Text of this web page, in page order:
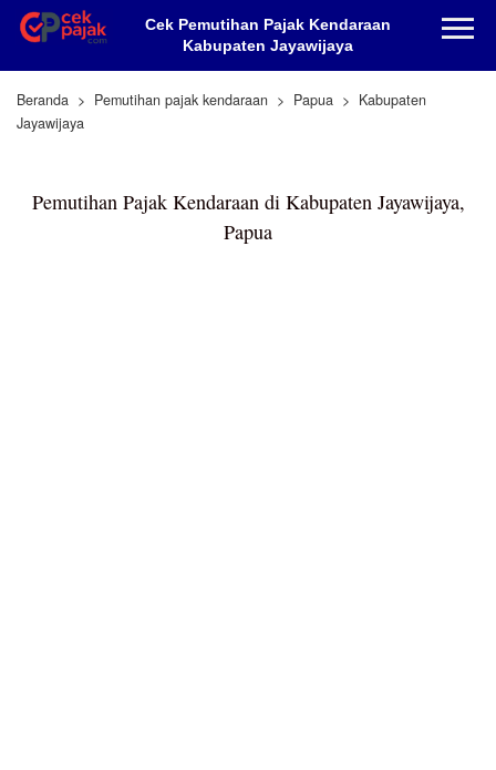
Cek Pemutihan Pajak Kendaraan
Kabupaten Jayawijaya
Beranda Pemutihan pajak kendaraan Papua
Kabupaten
Jayawijaya
Pemutihan Pajak Kendaraan di Kabupaten Jayawijaya,
Papua